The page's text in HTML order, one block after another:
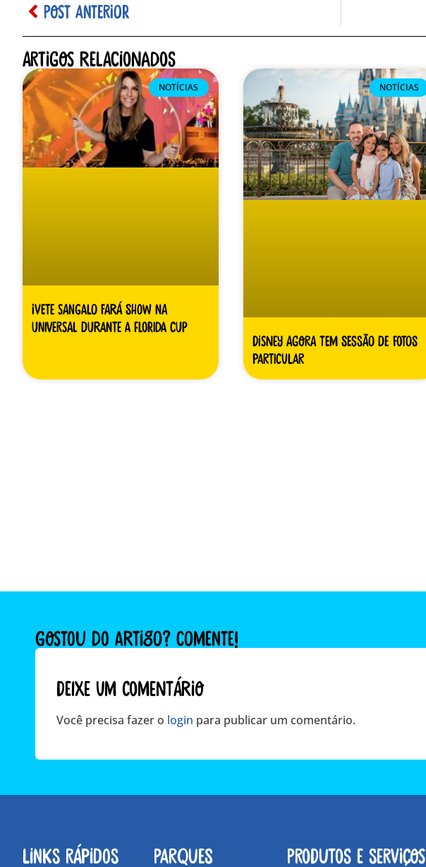
POST ANTERIOR
Artigos relacionados
NOTÍCIAS
Ivete Sangalo fará show na
Universal durante a Florida Cup
NOTÍCIAS
Disney agora tem sessão de fotos
particular
GOSTOU DO ARTIGO? COMENTE!
Deixe um comentário
Você precisa fazer o login para publicar um comentário.
Links Rápidos Parques Produtos e Serviços